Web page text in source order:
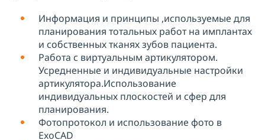
Информация и принципы ,используемые для
планирования тотальных работ на имплантах
и собственных тканях зубов пациента.
Работа с виртуальным артикулятором.
Усредненные и индивидуальные настройки
артикулятора.Использование
индивидуальных плоскостей и сфер для
планирования.
Фотопротокол и использование фото в
ExoCAD